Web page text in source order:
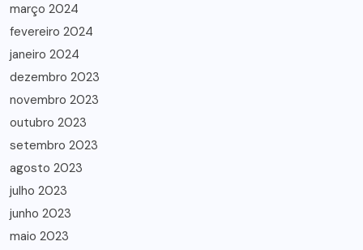
março 2024
fevereiro 2024
janeiro 2024
dezembro 2023
novembro 2023
outubro 2023
setembro 2023
agosto 2023
julho 2023
junho 2023
maio 2023